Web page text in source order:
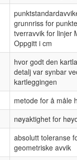
grunnriss for
tverravvik for linjer
Oppgitt i cm
hvor godt den
detalj var synbar
kartleggingen
metode for å måle
nøyaktighet for
absolutt toleranse
geometriske avvik